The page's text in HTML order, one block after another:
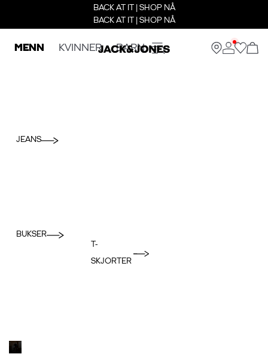
BACK AT IT | SHOP NÅ
BACK AT IT | SHOP NÅ
MENN KVINNER BARN
JEANS
BUKSER
T-
SKJORTER